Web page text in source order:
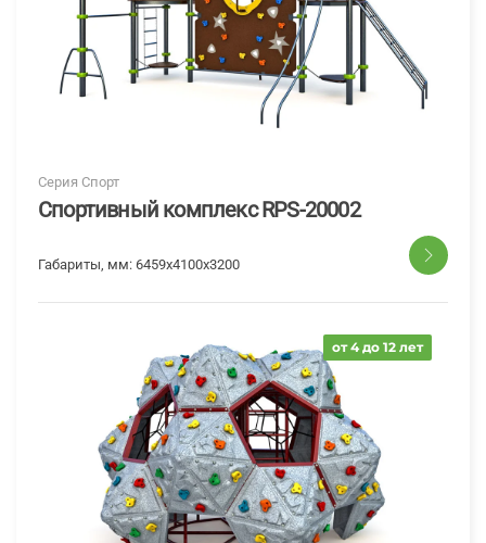
Серия Спорт
Спортивный комплекс RPS-20002
Габариты, мм: 6459х4100х3200
от 4 до 12 лет